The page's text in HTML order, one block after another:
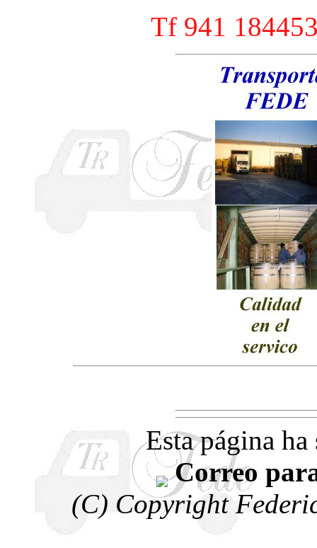
Tf 941
Esta página
Correo
(C) Copyright